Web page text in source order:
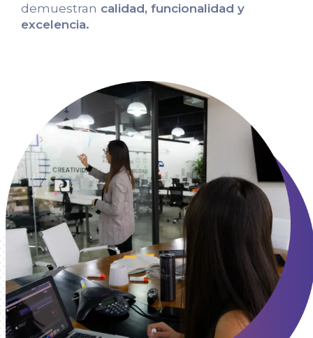
demuestran calidad, funcionalidad y
excelencia.